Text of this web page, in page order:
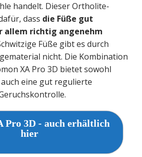
handelt. Dieser Ortholite-
dass die Füße gut
allem richtig angenehm
Füße gibt es durch
nicht. Die Kombination
XA Pro 3D bietet sowohl
eine gut regulierte
Pro 3D - auch erhältlich
hier